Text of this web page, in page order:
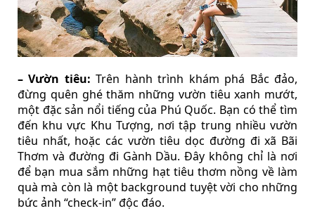
– Vườn tiêu: Trên hành trình khám phá Bắc đảo,
đừng quên ghé thăm những vườn tiêu xanh mướt,
một đặc sản nổi tiếng của Phú Quốc. Bạn có thể tìm
đến khu vực Khu Tượng, nơi tập trung nhiều vườn
tiêu nhất, hoặc các vườn tiêu dọc đường đi xã Bãi
Thơm và đường đi Gành Dầu. Đây không chỉ là nơi
để bạn mua sắm những hạt tiêu thơm nồng về làm
quà mà còn là một background tuyệt vời cho những
bức ảnh “check-in” độc đáo.